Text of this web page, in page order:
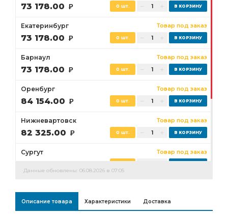
73 178.00 Р 0 шт.
Екатеринбург Товар под заказ
73 178.00 Р 0 шт.
Барнаул Товар под заказ
73 178.00 Р 0 шт.
Оренбург Товар под заказ
84 154.00 Р 0 шт.
Нижневартовск Товар под заказ
82 325.00 Р 0 шт.
Сургут Товар под заказ
Данные обновлены: 06.08.2026 в 07:05
Описание товара Характеристики Доставка